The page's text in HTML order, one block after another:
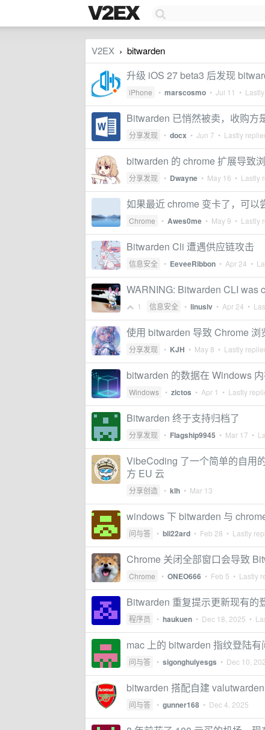
V2EX › bitwarden
升级 iOS 27 beta3 后发现
iPhone • marscosmo • Jul 11 •
Bitwarden 已悄然被卖，收购方
分享发现 • docx • Jun 7 • Lastly
bitwarden 的 chrome 扩展导致
分享发现 • Dwayne • May 16 • Lastly
如果最近 chrome 变卡了，可以
Chrome • Awes0me • May 9 • Lastly
Bitwarden Cli 遭遇供应链攻击
信息安全 • EeveeRibbon • Apr 24 •
WARNING: Bitwarden CLI was
1 信息安全 • linuslv • Apr 24 •
使用 bitwarden 导致 Chrome 浏
分享发现 • KJH • May 8 • Lastly
bitwarden 的数据在 Windows 内
Windows • zictos • Apr 1 • Lastly
Bitwarden 终于支持归档了
分享发现 • Flagship9945 • Mar 17 •
VibeCoding 了一个简单的自用
方 EU 云
分享创造 • klh • Mar 13
windows 下 bitwarden 与
问与答 • bli22ard • Feb 28 • Lastly
Chrome 关闭全部窗口会导致
Chrome • ONEO666 • Feb 5 • Lastly
Bitwarden 重复提示更新现有的
程序员 • haukuen • Dec 18, 2025 •
mac 上的 bitwarden 指纹登陆有
问与答 • sigonghuiyesgs • Dec 10,
bitwarden 搭配自建
问与答 • gunner168 • Dec 4, 2025